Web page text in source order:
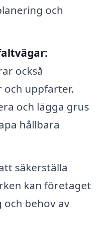
och
också
och uppfarter.
och lägga grus
hållbara
säkerställa
kan företaget
behov av